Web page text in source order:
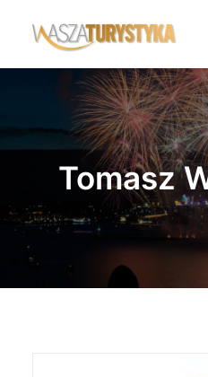
Księga wspomnień
Biura podróży
Transport
Noclegi
Polska
Świat
Tomasz